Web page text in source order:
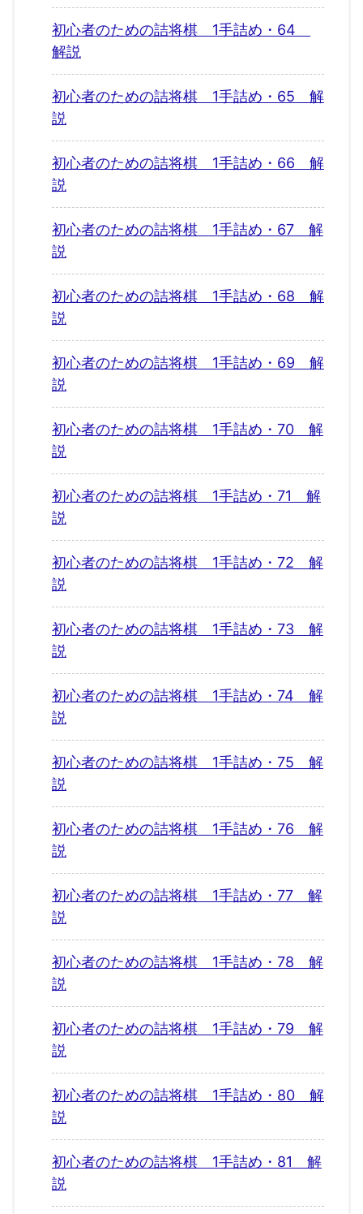
初心者のための詰将棋 1手詰め・64
解説
初心者のための詰将棋 1手詰め・65 解
説
初心者のための詰将棋 1手詰め・66 解
説
初心者のための詰将棋 1手詰め・67 解
説
初心者のための詰将棋 1手詰め・68 解
説
初心者のための詰将棋 1手詰め・69 解
説
初心者のための詰将棋 1手詰め・70 解
説
初心者のための詰将棋 1手詰め・71 解
説
初心者のための詰将棋 1手詰め・72 解
説
初心者のための詰将棋 1手詰め・73 解
説
初心者のための詰将棋 1手詰め・74 解
説
初心者のための詰将棋 1手詰め・75 解
説
初心者のための詰将棋 1手詰め・76 解
説
初心者のための詰将棋 1手詰め・77 解
説
初心者のための詰将棋 1手詰め・78 解
説
初心者のための詰将棋 1手詰め・79 解
説
初心者のための詰将棋 1手詰め・80 解
説
初心者のための詰将棋 1手詰め・81 解
説